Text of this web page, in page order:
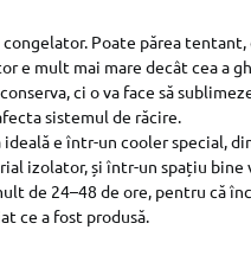
congelator. Poate părea
e mult mai mare decât cea a
ci o va face să
sistemul de răcire.
ideală e într-un cooler special,
izolator, și într-un spațiu bine
de 24–48 de ore, pentru că
ce a fost produsă.